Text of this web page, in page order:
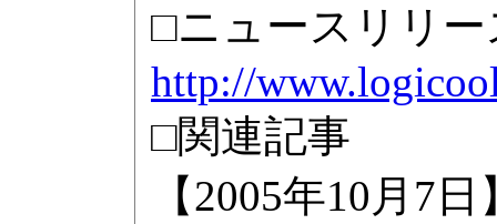
□ニュースリリー
http://
□関連記事
【2005年10月7